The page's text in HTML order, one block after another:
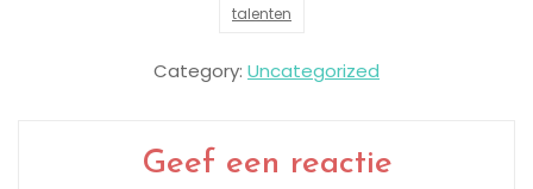
talenten
Category: Uncategorized
Geef een reactie